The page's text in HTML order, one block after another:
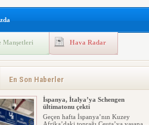
Manşetleri Hava Radar
En Son Haberler
İspanya, İtalya’ya Schengen
ültimatonu çekti
Geçen hafta İspanya’nın Kuzey